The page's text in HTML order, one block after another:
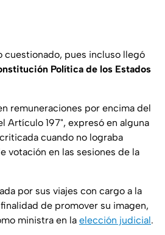
cuestionado, pues incluso llegó
Política de los Estados
remuneraciones por encima del
Artículo 197", expresó en alguna
cuando no lograba
votación en las sesiones de la
por sus viajes con cargo a la
de promover su imagen,
ministra en la elección judicial.